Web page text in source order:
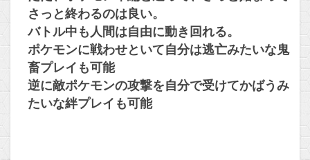
さっと終わるのは良い。
バトル中も人間は自由に動き回れる。
ポケモンに戦わせといて自分は逃亡みたいな鬼
畜プレイも可能
逆に敵ポケモンの攻撃を自分で受けてかばうみ
たいな絆プレイも可能